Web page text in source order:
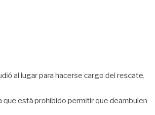
al lugar para hacerse cargo del rescate,
que está prohibido permitir que deambulen